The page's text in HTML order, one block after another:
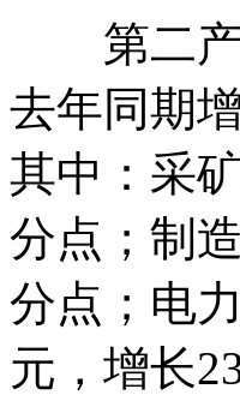
第二产
去年同期
其中：采
分点；制
分点；电
元，增长